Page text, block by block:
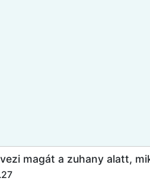
magát a zuhany alatt,